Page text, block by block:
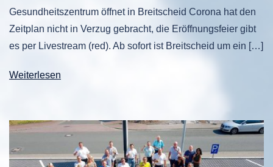
Gesundheitszentrum öffnet in Breitscheid Corona hat den
Zeitplan nicht in Verzug gebracht, die Eröffnungsfeier gibt
es per Livestream (red). Ab sofort ist Breitscheid um ein […]
Weiterlesen